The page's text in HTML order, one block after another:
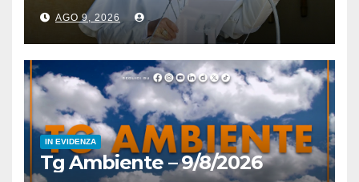
AGO 9, 2026
IN EVIDENZA
Tg Ambiente – 9/8/2026